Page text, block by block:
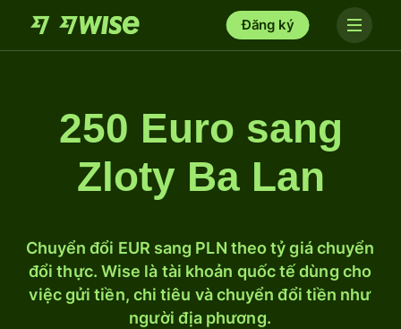
Đăng ký
250 Euro sang
Zloty Ba Lan
Chuyển đổi EUR sang PLN theo tỷ giá chuyển
đổi thực. Wise là tài khoản quốc tế dùng cho
việc gửi tiền, chi tiêu và chuyển đổi tiền như
người địa phương.